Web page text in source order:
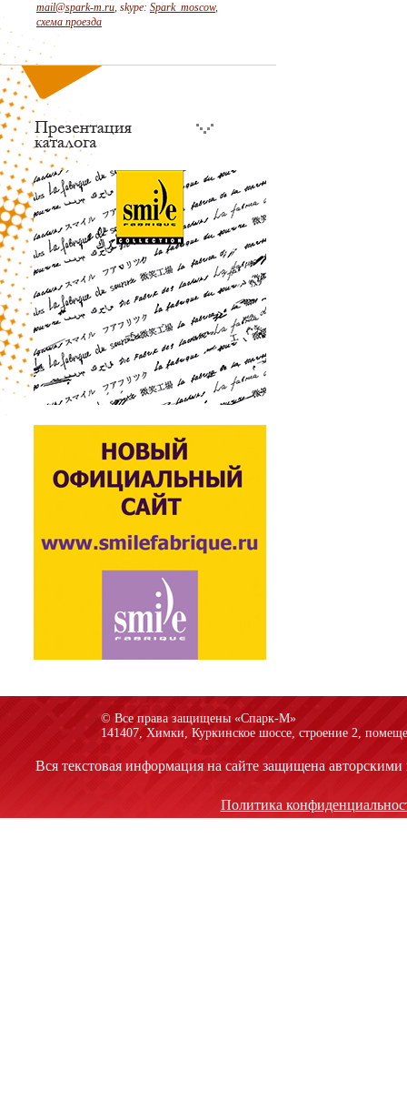
mail@spark-m.ru, skype: Spark_moscow,
схема проезда
© Все права защищены «Спарк-M»
141407, Химки, Куркинское шоссе, строение 2,
Вся текстовая информация на сайте защищена
Политика